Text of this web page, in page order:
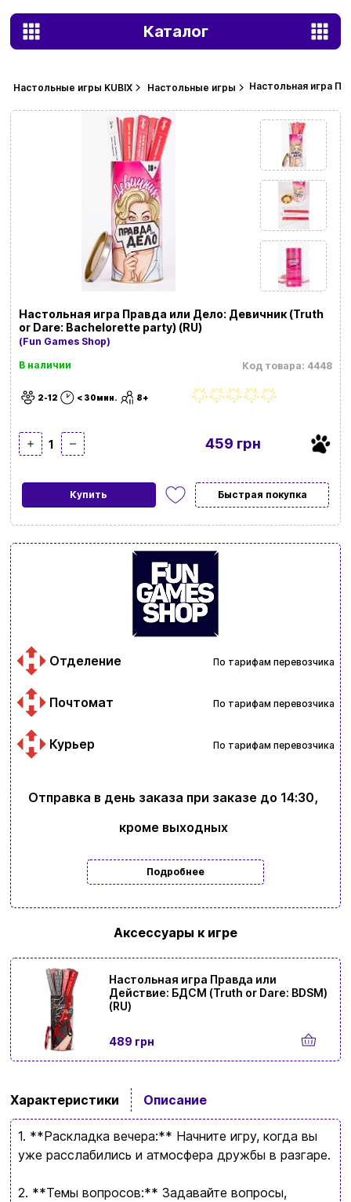
Каталог
Настольные игры KUBIX Настольные игры Настольная игра
Настольная игра Правда или Дело: Девичник (Truth
or Dare: Bachelorette party) (RU)
(Fun Games Shop)
Код товара: 4448
В наличии
2-12 < 30мин. 8+
459 грн
1
Купить Быстрая покупка
Отделение По тарифам перевозчика
Почтомат По тарифам перевозчика
Курьер По тарифам перевозчика
Отправка в день заказа при заказе до 14:30,
кроме выходных
Подробнее
Аксессуары к игре
489 грн
Настольная игра Правда или
Действие: БДСМ (Truth or Dare: BDSM)
(RU)
Характеристики Описание
1. **Раскладка вечера:** Начните игру, когда вы
уже расслабились и атмосфера дружбы в разгаре.
2. **Темы вопросов:** Задавайте вопросы,